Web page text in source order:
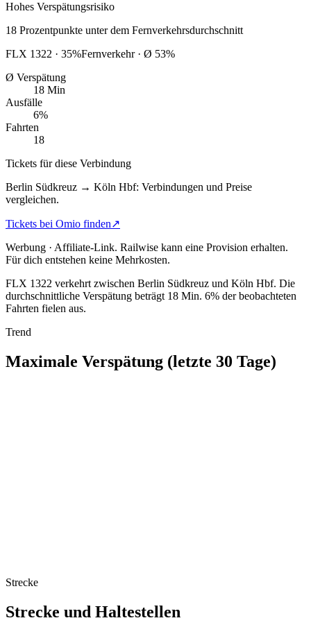
Hohes Verspätungsrisiko
18 Prozentpunkte unter dem Fernverkehrsdurchschnitt
FLX 1322 · 35%Fernverkehr · Ø 53%
Ø Verspätung
18 Min
Ausfälle
6%
Fahrten
18
Tickets für diese Verbindung
Berlin Südkreuz → Köln Hbf: Verbindungen und Preise
vergleichen.
Tickets bei Omio finden↗
Werbung · Affiliate-Link. Railwise kann eine Provision erhalten.
Für dich entstehen keine Mehrkosten.
FLX 1322 verkehrt zwischen Berlin Südkreuz und Köln Hbf. Die
durchschnittliche Verspätung beträgt 18 Min. 6% der beobachteten
Fahrten fielen aus.
Trend
Maximale Verspätung (letzte 30 Tage)
Strecke
Strecke und Haltestellen